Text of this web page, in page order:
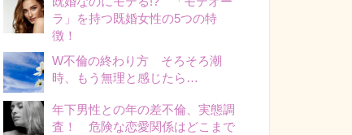
ラ」を持つ既婚女性の5つの特
徴！
W不倫の終わり方 そろそろ潮
時、もう無理と感じたら…
年下男性との年の差不倫、実態調
査！ 危険な恋愛関係はどこまで